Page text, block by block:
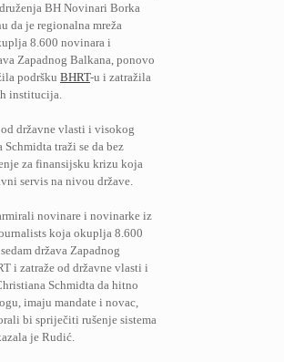
BH Novinari Borka
da je regionalna mreža
8.600 novinara i
Zapadnog Balkana, ponovo
podršku BHRT-u i zatražila
institucija.
državne vlasti i visokog
traži se da bez
za finansijsku krizu koja
servis na nivou države.
novinare i novinarke iz
koja okuplja 8.600
država Zapadnog
i zatraže od državne vlasti i
Schmidta da hitno
imaju mandate i novac,
bi spriječiti rušenje sistema
je Rudić.